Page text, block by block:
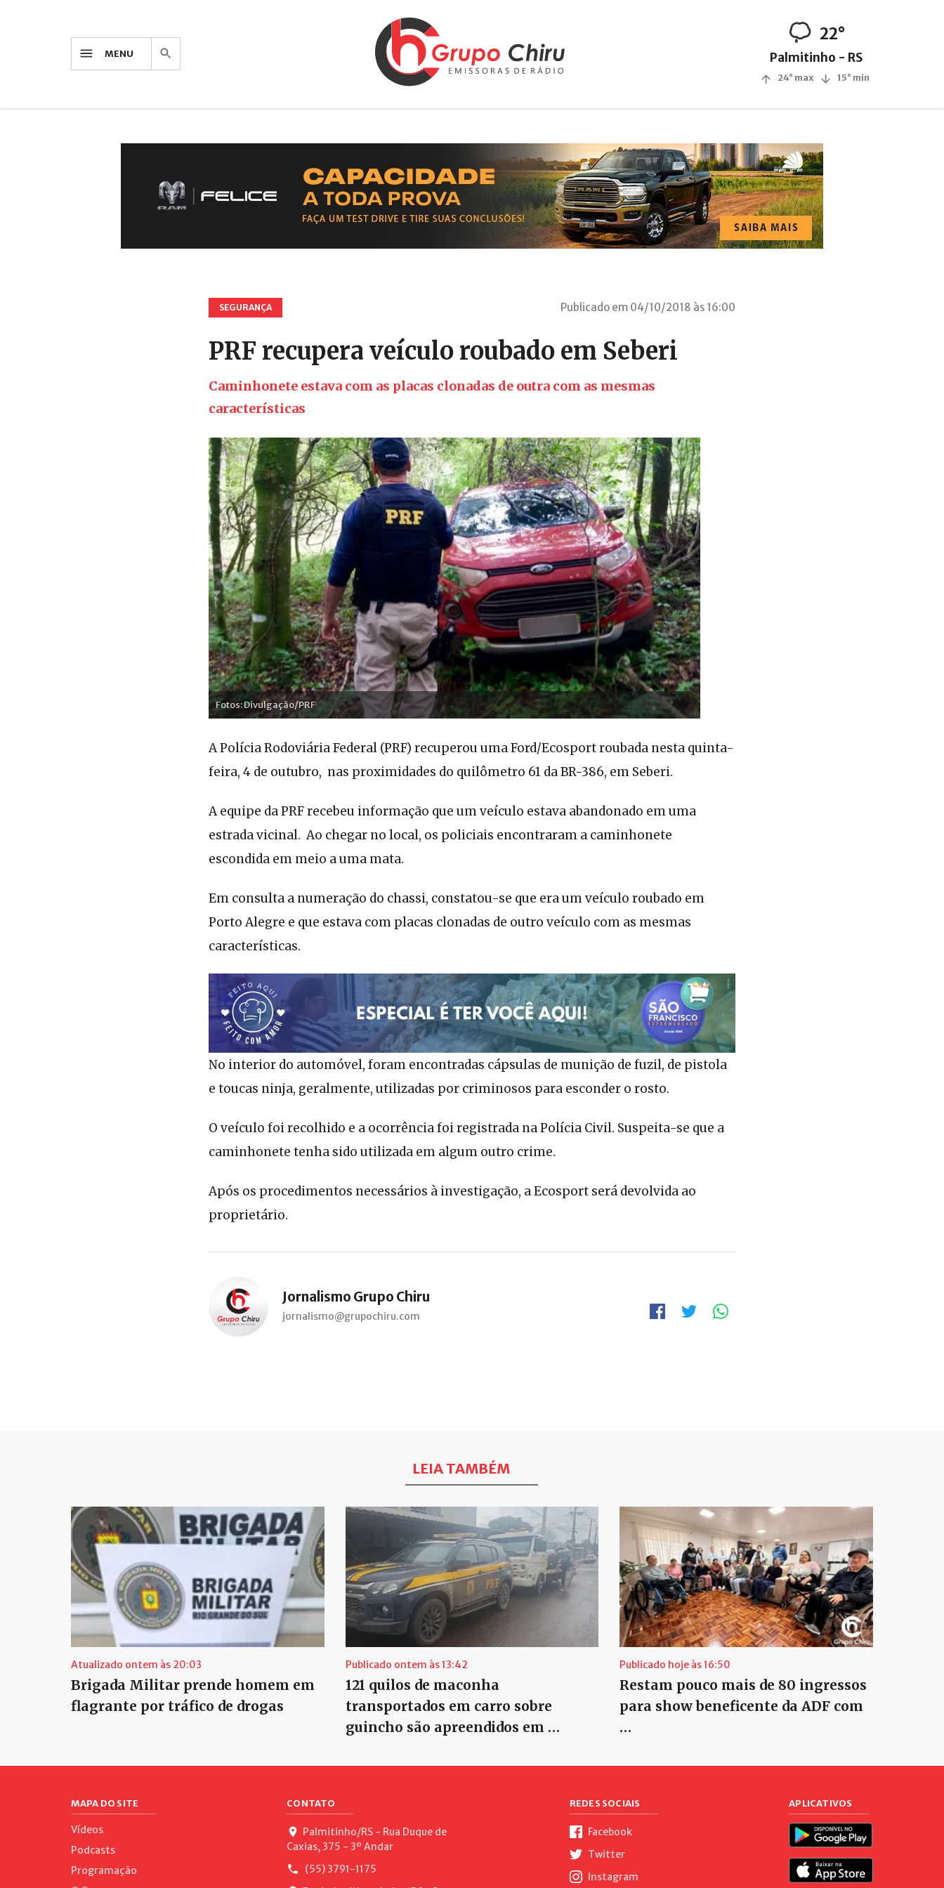
MENU
22°
Palmitinho - RS
24° max 15° min
SEGURANÇA Publicado em 04/10/2018 às 16:00
PRF recupera veículo roubado em Seberi
Caminhonete estava com as placas clonadas de outra com as mesmas
características
Fotos: Divulgação/PRF
A Polícia Rodoviária Federal (PRF) recuperou uma Ford/Ecosport roubada nesta quinta-
feira, 4 de outubro, nas proximidades do quilômetro 61 da BR-386, em Seberi.
A equipe da PRF recebeu informação que um veículo estava abandonado em uma
estrada vicinal. Ao chegar no local, os policiais encontraram a caminhonete
escondida em meio a uma mata.
Em consulta a numeração do chassi, constatou-se que era um veículo roubado em
Porto Alegre e que estava com placas clonadas de outro veículo com as mesmas
características.
No interior do automóvel, foram encontradas cápsulas de munição de fuzil, de pistola
e toucas ninja, geralmente, utilizadas por criminosos para esconder o rosto.
O veículo foi recolhido e a ocorrência foi registrada na Polícia Civil. Suspeita-se que a
caminhonete tenha sido utilizada em algum outro crime.
Após os procedimentos necessários à investigação, a Ecosport será devolvida ao
proprietário.
Jornalismo Grupo Chiru
jornalismo@grupochiru.com
LEIA TAMBÉM
Atualizado ontem às 20:03
Brigada Militar prende homem em
flagrante por tráfico de drogas
Publicado ontem às 13:42
121 quilos de maconha
transportados em carro sobre
guincho são apreendidos em …
Publicado hoje às 16:50
Restam pouco mais de 80 ingressos
para show beneficente da ADF com
…
MAPA DO SITE
Vídeos
Podcasts
Programação
CONTATO
Palmitinho/RS - Rua Duque de
Caxias, 375 - 3º Andar
(55) 3791-1175
REDES SOCIAIS
Facebook
Twitter
Instagram
APLICATIVOS